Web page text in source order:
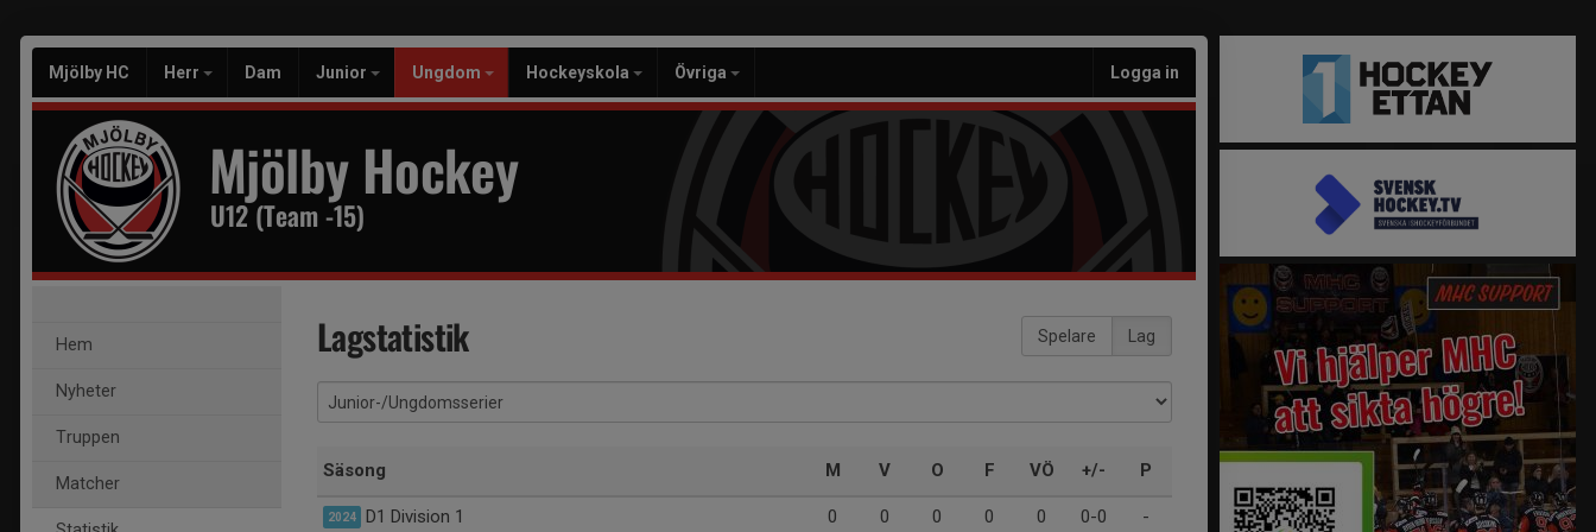
Mjölby HC Herr Dam Junior Ungdom Hockeyskola Övriga Logga in
Mjölby Hockey
U12 (Team -15)
Hem
Nyheter
Truppen
Matcher
Spelare Lag
Lagstatistik
Säsong M V O F VÖ +/- P
2024 D1 Division 1 0 0 0 0 0 0-0 -